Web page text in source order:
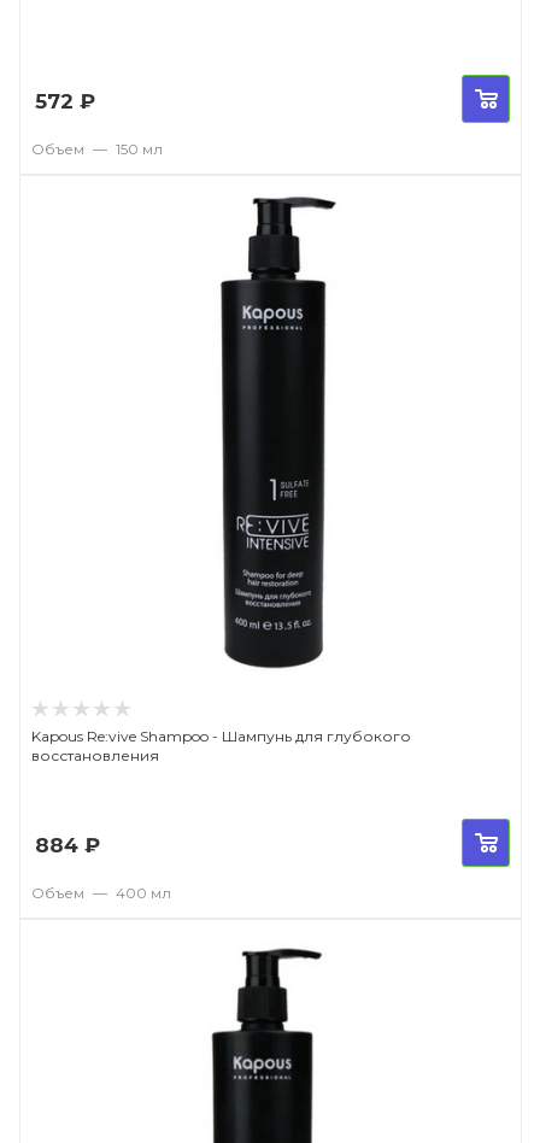
572 ₽
Объем — 150 мл
Kapous Re:vive Shampoo - Шампунь для глубокого
восстановления
884 ₽
Объем — 400 мл